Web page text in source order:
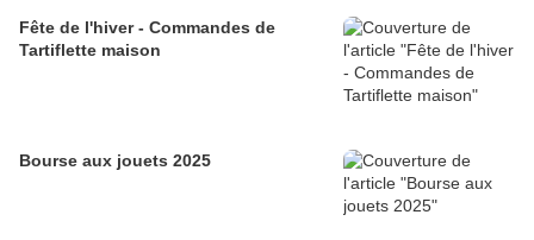
Fête de l'hiver - Commandes de
Tartiflette maison
Bourse aux jouets 2025